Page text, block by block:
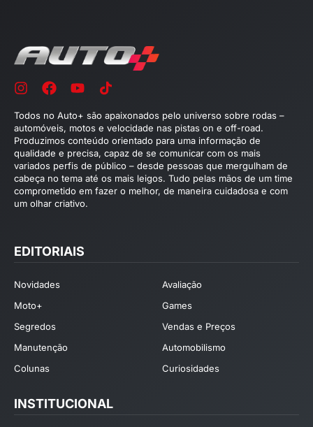
Todos no Auto+ são apaixonados pelo universo sobre rodas –
automóveis, motos e velocidade nas pistas on e off-road.
Produzimos conteúdo orientado para uma informação de
qualidade e precisa, capaz de se comunicar com os mais
variados perfis de público – desde pessoas que mergulham de
cabeça no tema até os mais leigos. Tudo pelas mãos de um time
comprometido em fazer o melhor, de maneira cuidadosa e com
um olhar criativo.
EDITORIAIS
Novidades
Avaliação
Moto+
Games
Segredos
Vendas e Preços
Manutenção
Automobilismo
Colunas
Curiosidades
INSTITUCIONAL